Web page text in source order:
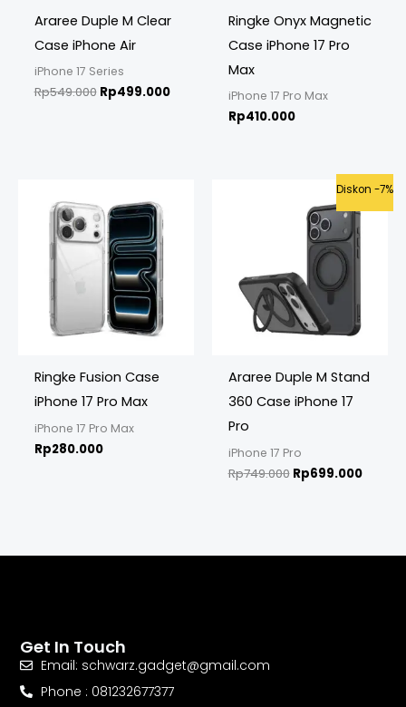
Araree Duple M Clear
Case iPhone Air
iPhone 17 Series
Rp549.000 Rp499.000
Ringke Onyx Magnetic
Case iPhone 17 Pro
Max
iPhone 17 Pro Max
Rp410.000
Ringke Fusion Case
iPhone 17 Pro Max
iPhone 17 Pro Max
Rp280.000
Diskon -7%
Araree Duple M Stand
360 Case iPhone 17
Pro
iPhone 17 Pro
Rp749.000
Original
price
was:
Rp749.000.
Rp699.000
is:
Get In Touch
Email: schwarz.gadget@gmail.com
Phone : 081232677377